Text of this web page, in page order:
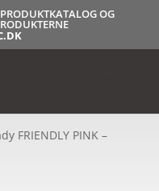
OG
FRIENDLY PINK –